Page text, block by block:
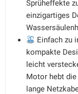
Sprüheffekte
einzigartiges
Einfach zu
kompakte
leicht
Motor hebt
lange